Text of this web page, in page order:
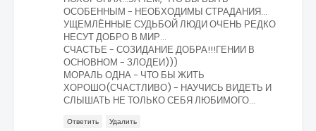
ОСОБЕННЫМ - НЕОБХОДИМЫ СТРАДАНИЯ...
УЩЕМЛЁННЫЕ СУДЬБОЙ ЛЮДИ ОЧЕНЬ РЕДКО
НЕСУТ ДОБРО В МИР...
СЧАСТЬЕ - СОЗИДАНИЕ ДОБРА!!!ГЕНИИ В
ОСНОВНОМ - ЗЛОДЕИ)))
МОРАЛЬ ОДНА - ЧТО БЫ ЖИТЬ
ХОРОШО(СЧАСТЛИВО) - НАУЧИСЬ ВИДЕТЬ И
СЛЫШАТЬ НЕ ТОЛЬКО СЕБЯ ЛЮБИМОГО...
Ответить Удалить